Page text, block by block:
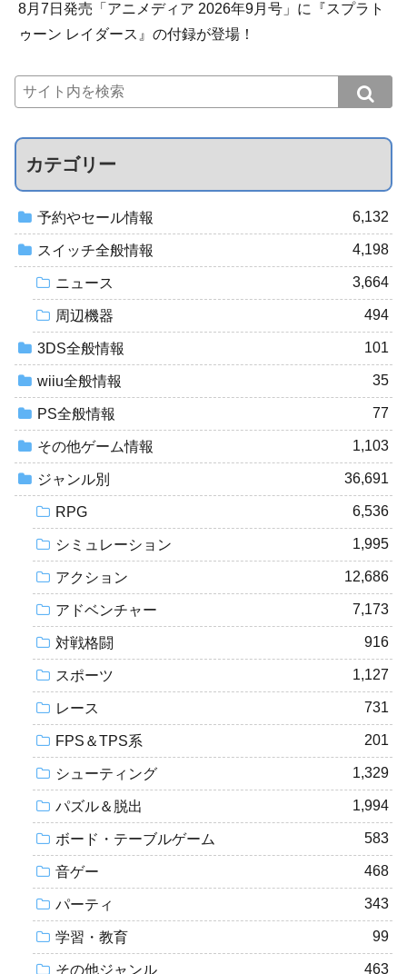
8月7日発売「アニメディア 2026年9月号」に『スプラト
ゥーン レイダース』の付録が登場！
カテゴリー
予約やセール情報 6,132
スイッチ全般情報 4,198
ニュース 3,664
周辺機器 494
3DS全般情報 101
wiiu全般情報 35
PS全般情報 77
その他ゲーム情報 1,103
ジャンル別 36,691
RPG 6,536
シミュレーション 1,995
アクション 12,686
アドベンチャー 7,173
対戦格闘 916
スポーツ 1,127
レース 731
FPS＆TPS系 201
シューティング 1,329
パズル＆脱出 1,994
ボード・テーブルゲーム 583
音ゲー 468
パーティ 343
学習・教育 99
その他ジャンル 463